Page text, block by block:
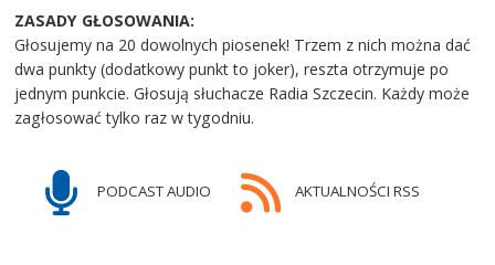
ZASADY GŁOSOWANIA:
Głosujemy na 20 dowolnych piosenek! Trzem z nich można dać
dwa punkty (dodatkowy punkt to joker), reszta otrzymuje po
jednym punkcie. Głosują słuchacze Radia Szczecin. Każdy może
zagłosować tylko raz w tygodniu.
PODCAST AUDIO AKTUALNOŚCI RSS